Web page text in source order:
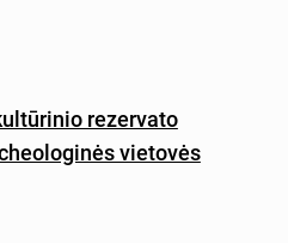
rezervato
vietovės